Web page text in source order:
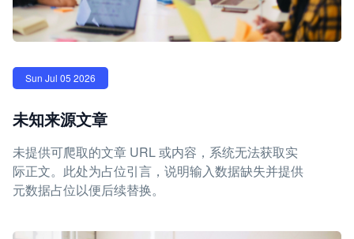
Sun Jul 05 2026
未知来源文章
未提供可爬取的文章 URL 或内容，系统无法获取实
际正文。此处为占位引言，说明输入数据缺失并提供
元数据占位以便后续替换。